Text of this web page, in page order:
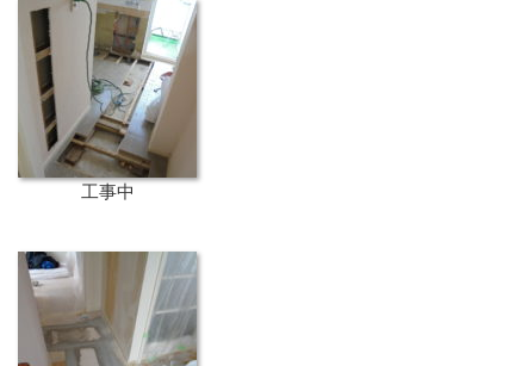
工事中